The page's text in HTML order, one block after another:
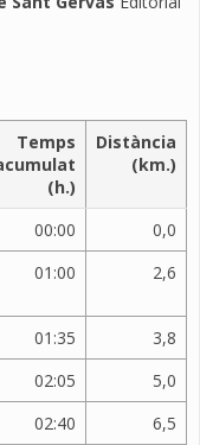
Temps
(h.)
Distància
(km.)
00:00
0,0
01:00 2,6
01:35
3,8
02:05
5,0
02:40
6,5